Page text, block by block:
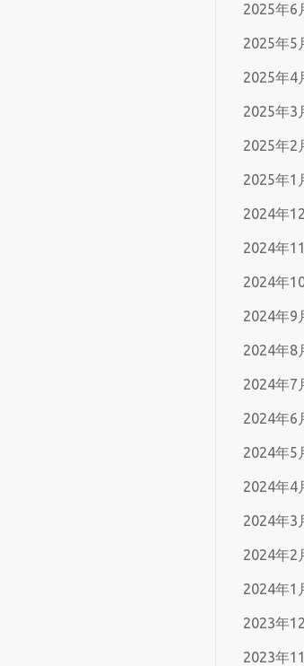
2025年6
2025年5
2025年4
2025年3
2025年2
2025年1
2024年
2024年
2024年
2024年9
2024年8
2024年7
2024年6
2024年5
2024年4
2024年3
2024年2
2024年1
2023年
2023年